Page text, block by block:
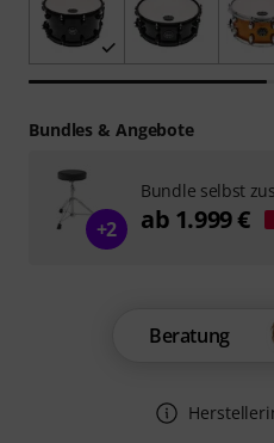
Beratung
Bundles & Angebote
+2
Bundle selbst
ab 1.999 €